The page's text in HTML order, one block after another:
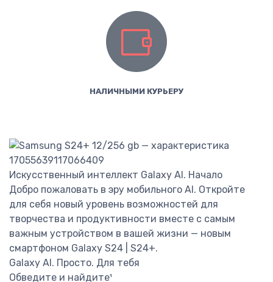
НАЛИЧНЫМИ КУРЬЕРУ
Искусственный интеллект Galaxy AI. Начало
Добро пожаловать в эру мобильного AI. Откройте
для себя новый уровень возможностей для
творчества и продуктивности вместе с самым
важным устройством в вашей жизни — новым
смартфоном Galaxy S24 | S24+.
Galaxy AI. Просто. Для тебя
Обведите и найдите¹